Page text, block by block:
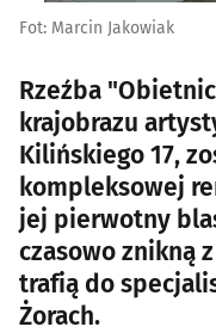
Fot: Marcin Jakowiak
Rzeźba
krajobrazu
Kilińskiego 17,
kompleksowej
jej pierwotny
czasowo znikną
trafią do
Żorach.